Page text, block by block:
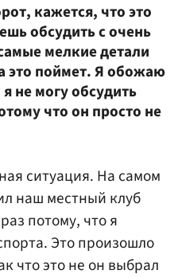
кажется, что это
обсудить с очень
мелкие детали
это поймет. Я обожаю
не могу обсудить
что он просто не
ситуация. На самом
наш местный клуб
потому, что я
Это произошло
что это не он выбрал